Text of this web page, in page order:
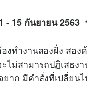
15 กันยายน 2563
ทำงานสองฝั่ง สอง
ม่สามารถปฏิเสธงา
าก มีคำสั่งที่เปลี่ยน